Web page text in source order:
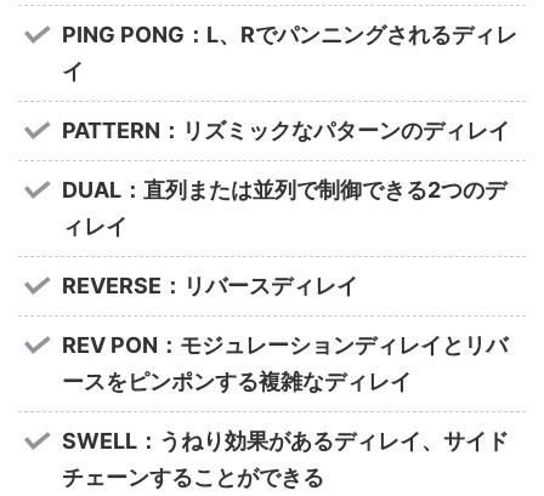
PING PONG：L、Rでパンニングされるディレ
イ
PATTERN：リズミックなパターンのディレイ
DUAL：直列または並列で制御できる2つのデ
ィレイ
REVERSE：リバースディレイ
REV PON：モジュレーションディレイとリバ
ースをピンポンする複雑なディレイ
SWELL：うねり効果があるディレイ、サイド
チェーンすることができる